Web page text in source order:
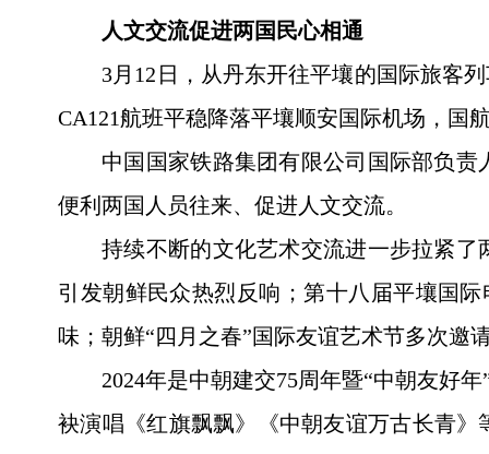
人文交流促进两国民心相通
3月12日，从丹东开往平壤的国际旅客
CA121航班平稳降落平壤顺安国际机场，国
中国国家铁路集团有限公司国际部负
便利两国人员往来、促进人文交流。
持续不断的文化艺术交流进一步拉紧
引发朝鲜民众热烈反响；第十八届平壤国
味；朝鲜“四月之春”国际友谊艺术节多次
2024年是中朝建交75周年暨“中朝友好
袂演唱《红旗飘飘》《中朝友谊万古长青